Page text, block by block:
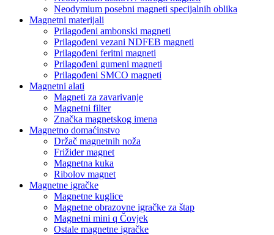
Neodymium posebni magneti specijalnih oblika
Magnetni materijali
Prilagođeni ambonski magneti
Prilagođeni vezani NDFEB magneti
Prilagođeni feritni magneti
Prilagođeni gumeni magneti
Prilagođeni SMCO magneti
Magnetni alati
Magneti za zavarivanje
Magnetni filter
Značka magnetskog imena
Magnetno domaćinstvo
Držač magnetnih noža
Frižider magnet
Magnetna kuka
Ribolov magnet
Magnetne igračke
Magnetne kuglice
Magnetne obrazovne igračke za štap
Magnetni mini q Čovjek
Ostale magnetne igračke